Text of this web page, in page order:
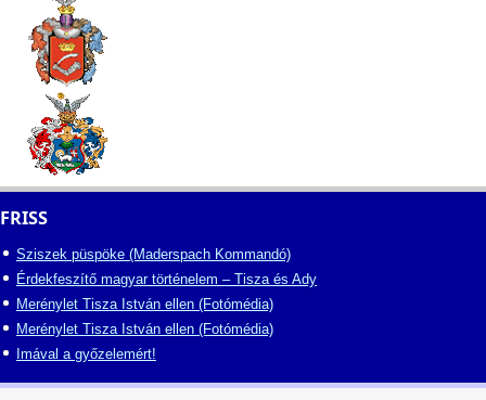
FRISS
Sziszek püspöke (Maderspach Kommandó)
Érdekfeszítő magyar történelem – Tisza és Ady
Merénylet Tisza István ellen (Fotómédia)
Merénylet Tisza István ellen (Fotómédia)
Imával a győzelemért!